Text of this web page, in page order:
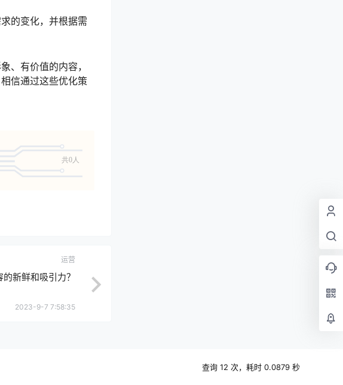
的变化，并根据需
、有价值的内容，
信通过这些优化策
共0人
运营
新鲜和吸引力？
2023-9-7 7:58:35
查询 12 次，耗时 0.0879 秒